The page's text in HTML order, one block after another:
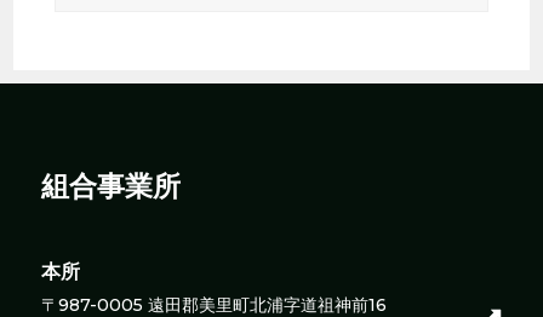
組合事業所
本所
〒987-0005 遠田郡美里町北浦字道祖神前16